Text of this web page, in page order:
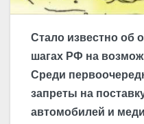
Стало известно об
шагах РФ на
Среди
запреты на
автомобилей и